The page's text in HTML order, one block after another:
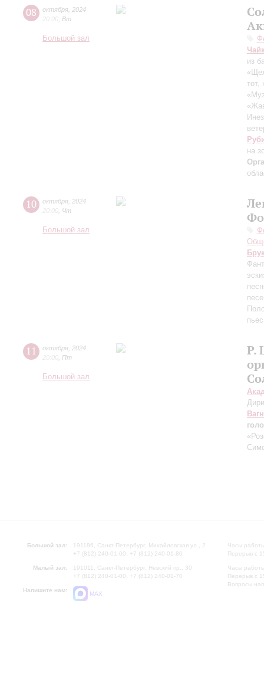
08 октября 2024
20:00 Вт
Большой зал
из
тот,
на
10 октября 2024
20:00 Чт
Большой зал
11 октября 2024
20:00 Пт
Большой зал
Р.
Большой зал:
191186, Санкт-Петербург, Михайловская ул., 2
+7 (812) 240-01-00, +7 (812) 240-01-80
Малый зал:
191011, Санкт-Петербург, Невский пр., 30
+7 (812) 240-01-00, +7 (812) 240-01-70
Напишите нам:
MAX
Часы
Перерыв с
Часы
Перерыв с
Вопросы